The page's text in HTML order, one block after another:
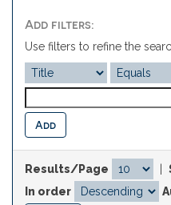
Add filters:
Use filters to refine the
Results/Page
In order